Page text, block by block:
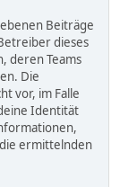
Beiträge
dieses
deren Teams
Die
vor, im Falle
Identität
ermittelnden